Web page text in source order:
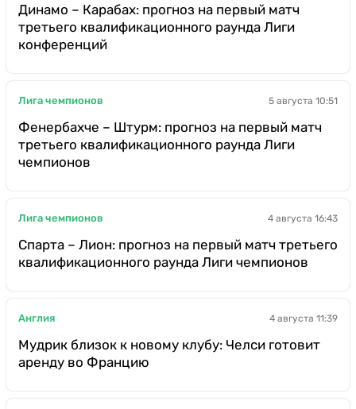
Динамо – Карабах: прогноз на первый матч
третьего квалификационного раунда Лиги
конференций
Лига чемпионов 5 августа 10:51
Фенербахче – Штурм: прогноз на первый матч
третьего квалификационного раунда Лиги
чемпионов
Лига чемпионов 4 августа 16:43
Спарта – Лион: прогноз на первый матч третьего
квалификационного раунда Лиги чемпионов
Англия 4 августа 11:39
Мудрик близок к новому клубу: Челси готовит
аренду во Францию